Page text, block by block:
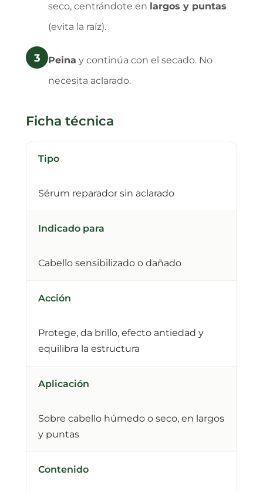
seco, centrándote en largos y puntas
(evita la raíz).
3 Peina y continúa con el secado. No
necesita aclarado.
Ficha técnica
Tipo
Sérum reparador sin aclarado
Indicado para
Cabello sensibilizado o dañado
Acción
Protege, da brillo, efecto antiedad y
equilibra la estructura
Aplicación
Sobre cabello húmedo o seco, en largos
y puntas
Contenido